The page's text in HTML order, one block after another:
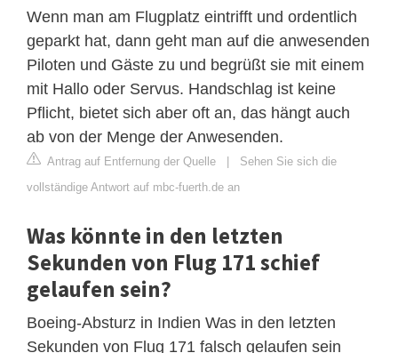
Wenn man am Flugplatz eintrifft und ordentlich
geparkt hat, dann geht man auf die anwesenden
Piloten und Gäste zu und begrüßt sie mit einem
mit Hallo oder Servus. Handschlag ist keine
Pflicht, bietet sich aber oft an, das hängt auch
ab von der Menge der Anwesenden.
Antrag auf Entfernung der Quelle | Sehen Sie sich die
vollständige Antwort auf mbc-fuerth.de an
Was könnte in den letzten
Sekunden von Flug 171 schief
gelaufen sein?
Boeing-Absturz in Indien Was in den letzten
Sekunden von Flug 171 falsch gelaufen sein